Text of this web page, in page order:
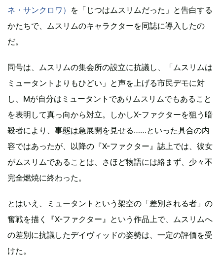
ネ・サンクロワ） を「じつはムスリムだった」と告白する
かたちで、ムスリムのキャラクターを同誌に導入したの
だ。
同号は、ムスリムの集会所の設立に抗議し、「ムスリムは
ミュータントよりもひどい」と声を上げる市民デモに対
し、Mが自分はミュータントでありムスリムでもあること
を表明して真っ向から対立。しかしX-ファクターを狙う暗
殺者により、事態は急展開を見せる……といった具合の内
容ではあったが、以降の『X-ファクター』誌上では、彼女
がムスリムであることは、さほど物語には絡まず、少々不
完全燃焼に終わった。
とはいえ、ミュータントという架空の「差別される者」の
奮戦を描く『X-ファクター』という作品上で、ムスリムへ
の差別に抗議したデイヴィッドの姿勢は、一定の評価を受
けた。